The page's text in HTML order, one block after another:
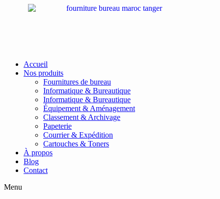
Accueil
Nos produits
Fournitures de bureau
Informatique & Bureautique
Informatique & Bureautique
Équipement & Aménagement
Classement & Archivage
Papeterie
Courrier & Expédition
Cartouches & Toners
À propos
Blog
Contact
Menu